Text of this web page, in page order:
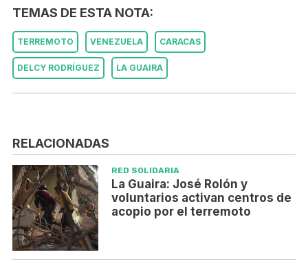
TEMAS DE ESTA NOTA:
TERREMOTO VENEZUELA CARACAS
DELCY RODRÍGUEZ LA GUAIRA
RELACIONADAS
RED SOLIDARIA
La Guaira: José Rolón y
voluntarios activan centros de
acopio por el terremoto